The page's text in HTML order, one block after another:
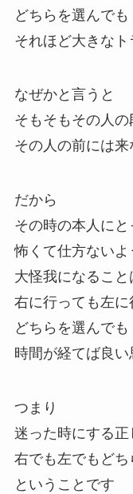
どちらを選んでも
それほど大きなト
なぜかと言うと
そもそもその人
その人の前には来
だから
その時の本人にと
怖くて仕方ないよ
大怪我になること
右に行っても左に
どちらを選んでも
時間が経てば良
つまり
迷った時にする正
右でも左でもどち
ということです